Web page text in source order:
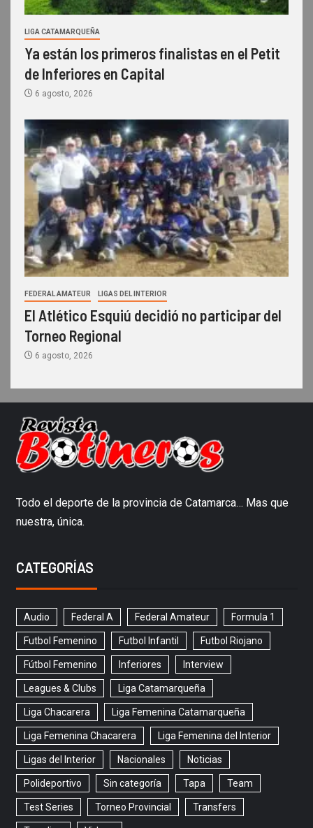
LIGA CATAMARQUEÑA
Ya están los primeros finalistas en el Petit
de Inferiores en Capital
6 agosto, 2026
FEDERAL AMATEUR LIGAS DEL INTERIOR
El Atlético Esquiú decidió no participar del
Torneo Regional
6 agosto, 2026
Todo el deporte de la provincia de Catamarca… Mas que
nuestra, única.
CATEGORÍAS
Audio Federal A Federal Amateur Formula 1
Futbol Femenino Futbol Infantil Futbol Riojano
Fútbol Femenino Inferiores Interview
Leagues & Clubs Liga Catamarqueña
Liga Chacarera Liga Femenina Catamarqueña
Liga Femenina Chacarera Liga Femenina del Interior
Ligas del Interior Nacionales Noticias
Polideportivo Sin categoría Tapa Team
Test Series Torneo Provincial Transfers